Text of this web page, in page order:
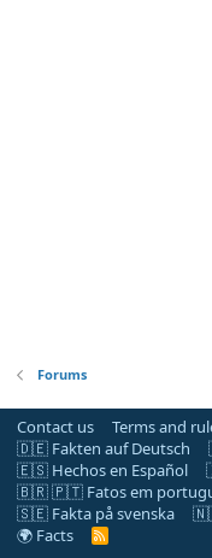
Forums
Contact us Terms and
🇩🇪 Fakten auf Deutsch
🇪🇸 Hechos en Español
🇧🇷 🇵🇹 Fatos em
🇸🇪 Fakta på svenska
🌍 Facts
R